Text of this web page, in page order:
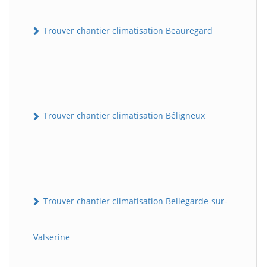
Trouver chantier climatisation Beauregard
Trouver chantier climatisation Béligneux
Trouver chantier climatisation Bellegarde-sur-
Valserine